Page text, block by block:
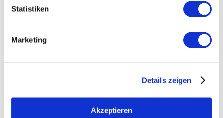
Statistiken
Marketing
Details zeigen
Akzeptieren